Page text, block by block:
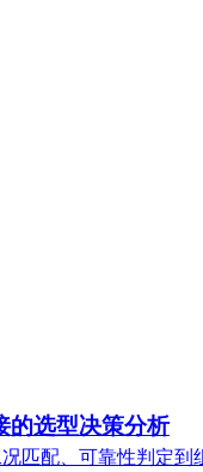
的选型决策分析
匹配、可靠性判定到